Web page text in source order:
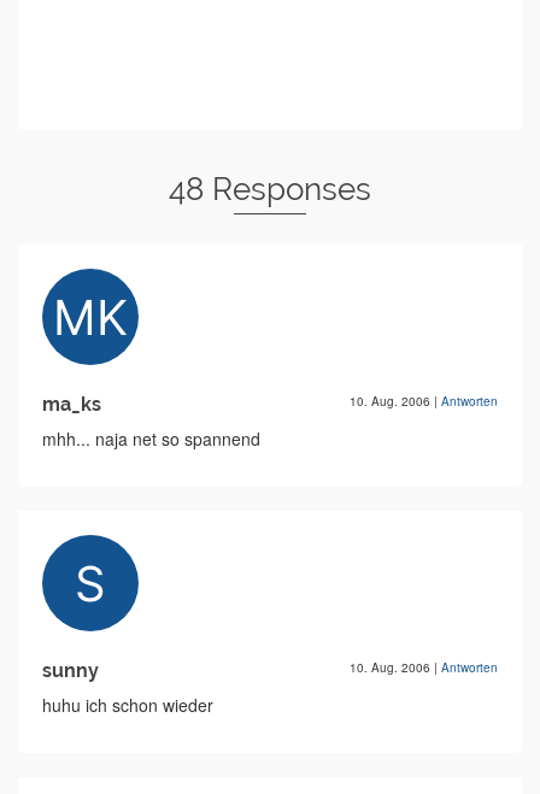
48 Responses
ma_ks 10. Aug. 2006 | Antworten
mhh... naja net so spannend
sunny 10. Aug. 2006 | Antworten
huhu ich schon wieder